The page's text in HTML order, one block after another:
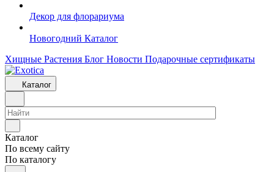
Декор для флорариума
Новогодний Каталог
Хищные Растения Блог Новости Подарочные сертификаты
Каталог
Каталог
По всему сайту
По каталогу